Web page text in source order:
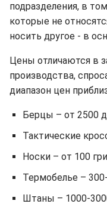
подразделения, в
которые не
носить другое - в
Цены отличаются в
производства,
диапазон цен
Берцы – от 2500
Тактические
Носки – от 100
Термобелье –
Штаны – 1000-